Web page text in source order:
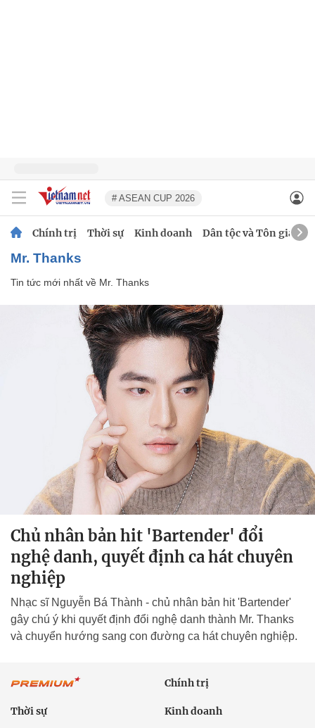
# ASEAN CUP 2026
Chính trị Thời sự Kinh doanh Dân tộc và Tôn giáo
Mr. Thanks
Tin tức mới nhất về Mr. Thanks
Chủ nhân bản hit 'Bartender' đổi
nghệ danh, quyết định ca hát chuyên
nghiệp
Nhạc sĩ Nguyễn Bá Thành - chủ nhân bản hit 'Bartender'
gây chú ý khi quyết định đổi nghệ danh thành Mr. Thanks
và chuyển hướng sang con đường ca hát chuyên nghiệp.
Chính trị
Thời sự Kinh doanh